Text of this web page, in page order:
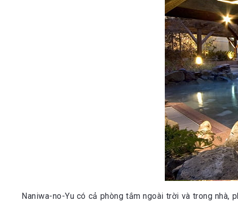
Naniwa-no-Yu có cả phòng tắm ngoài trời và trong nhà,